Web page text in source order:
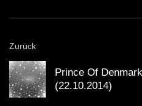
Zurück
Prince Of
(22.10.2014)